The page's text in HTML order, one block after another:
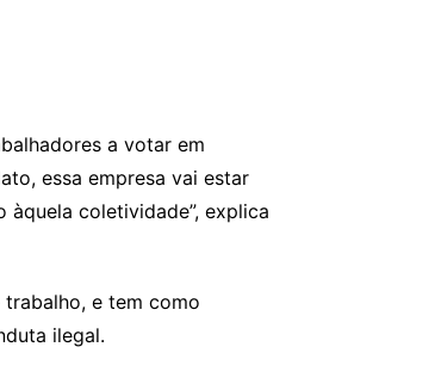
a votar em
essa empresa vai estar
coletividade”, explica
e tem como
ilegal.